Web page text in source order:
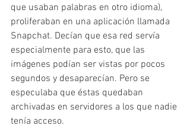
que usaban palabras en otro idioma),
proliferaban en una aplicación llamada
Snapchat. Decían que esa red servía
especialmente para esto, que las
imágenes podían ser vistas por pocos
segundos y desaparecían. Pero se
especulaba que éstas quedaban
archivadas en servidores a los que nadie
tenía acceso.